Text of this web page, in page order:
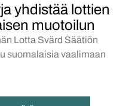
yhdistää lottien
muotoilun
Lotta Svärd Säätiön
suomalaisia vaalimaan